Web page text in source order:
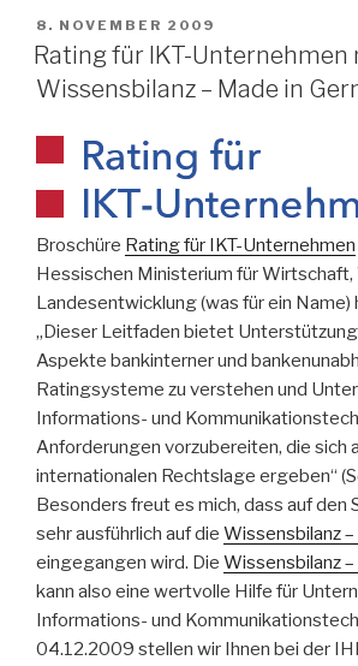
VERÖFFENTLICHT
AM
8. NOVEMBER 2009
Rating für IKT-Unternehmen
Wissensbilanz – Made in
Broschüre Rating für IKT-Unternehmen
Hessischen Ministerium für Wirtschaft,
Landesentwicklung (was für ein
„Dieser Leitfaden bietet
Aspekte bankinterner und
Ratingsysteme zu verstehen und
Informations- und
Anforderungen vorzubereiten, die sich
internationalen Rechtslage ergeben“
Besonders freut es mich, dass auf den
sehr ausführlich auf die Wissensbilanz
eingegangen wird. Die Wissensbilanz
kann also eine wertvolle Hilfe für
Informations- und
04.12.2009 stellen wir Ihnen bei der